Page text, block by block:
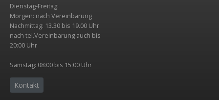
Dienstag-Freitag:
Morgen: nach Vereinbarung
Nachmittag: 13.30 bis 19.00 Uhr
nach tel.Vereinbarung auch bis
20:00 Uhr
Samstag: 08:00 bis 15:00 Uhr
Kontakt